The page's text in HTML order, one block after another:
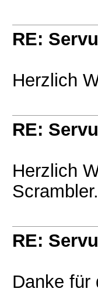
RE:
Herzlich
RE:
Herzlich
Scrambler.
RE:
Danke für